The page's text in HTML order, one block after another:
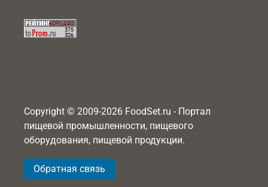
Copyright © 2009-2026 FoodSet.ru - Портал
пищевой промышленности, пищевого
оборудования, пищевой продукции.
Обратная связь